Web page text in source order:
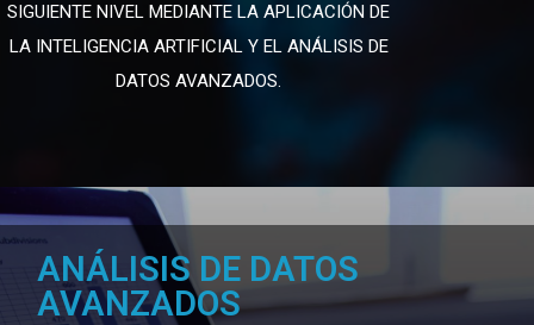
SIGUIENTE NIVEL MEDIANTE LA APLICACIÓN DE
LA INTELIGENCIA ARTIFICIAL Y EL ANÁLISIS DE
DATOS AVANZADOS.
ANÁLISIS DE DATOS
AVANZADOS